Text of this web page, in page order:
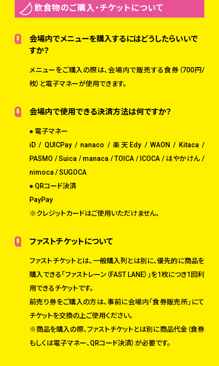
飲食物のご購入・チケットについて
会場内でメニューを購入するにはどうしたらいいで
すか？
メニューをご購入の際は、会場内で販売する食券（700円/
枚）と電子マネーが使用できます。
会場内で使用できる決済方法は何ですか？
● 電子マネー
iD / QUICPay / nanaco / 楽天Edy / WAON / Kitaca /
PASMO / Suica / manaca / TOICA / ICOCA / はやかけん /
nimoca / SUGOCA
● QRコード決済
PayPay
※クレジットカードはご使用いただけません、
ファストチケットについて
ファストチケットとは、一般購入列とは別に、優先的に商品を
購入できる「ファストレーン（FAST LANE）」を1枚につき1回利
用できるチケットです。
前売り券をご購入の方は、事前に会場内「食券販売所」にて
チケットを交換の上ご使用ください。
※商品を購入の際、ファストチケットとは別に商品代金（食券
もしくは電子マネー、QRコード決済）が必要です。